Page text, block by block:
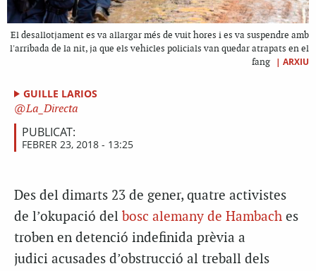
El desallotjament es va allargar més de vuit hores i es va suspendre amb
l'arribada de la nit, ja que els vehicles policials van quedar atrapats en el
fang
| ARXIU
GUILLE LARIOS
La_Directa
PUBLICAT:
FEBRER 23, 2018 - 13:25
Des del dimarts 23 de gener, quatre activistes
de l’okupació del bosc alemany de Hambach es
troben en detenció indefinida prèvia a
judici acusades d’obstrucció al treball dels